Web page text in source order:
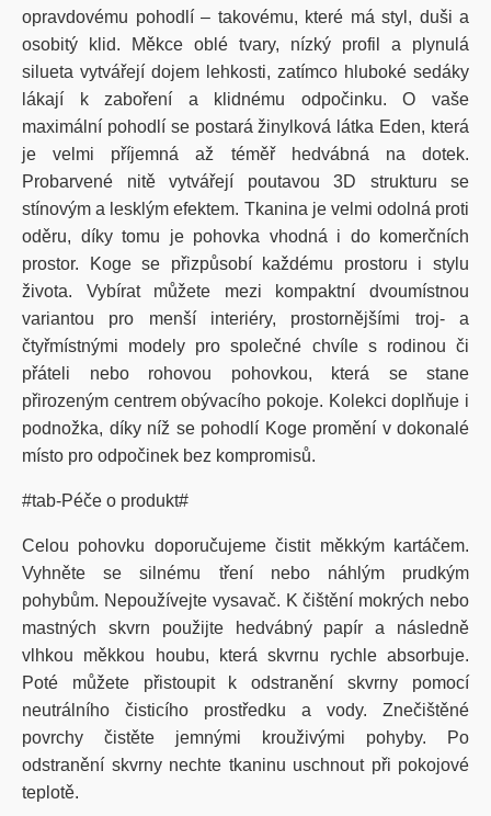
opravdovému pohodlí – takovému, které má styl, duši a
osobitý klid. Měkce oblé tvary, nízký profil a plynulá
silueta vytvářejí dojem lehkosti, zatímco hluboké sedáky
lákají k zaboření a klidnému odpočinku. O vaše
maximální pohodlí se postará žinylková látka Eden, která
je velmi příjemná až téměř hedvábná na dotek.
Probarvené nitě vytvářejí poutavou 3D strukturu se
stínovým a lesklým efektem. Tkanina je velmi odolná proti
oděru, díky tomu je pohovka vhodná i do komerčních
prostor. Koge se přizpůsobí každému prostoru i stylu
života. Vybírat můžete mezi kompaktní dvoumístnou
variantou pro menší interiéry, prostornějšími troj- a
čtyřmístnými modely pro společné chvíle s rodinou či
přáteli nebo rohovou pohovkou, která se stane
přirozeným centrem obývacího pokoje. Kolekci doplňuje i
podnožka, díky níž se pohodlí Koge promění v dokonalé
místo pro odpočinek bez kompromisů.
#tab-Péče o produkt#
Celou pohovku doporučujeme čistit měkkým kartáčem.
Vyhněte se silnému tření nebo náhlým prudkým
pohybům. Nepoužívejte vysavač. K čištění mokrých nebo
mastných skvrn použijte hedvábný papír a následně
vlhkou měkkou houbu, která skvrnu rychle absorbuje.
Poté můžete přistoupit k odstranění skvrny pomocí
neutrálního čisticího prostředku a vody. Znečištěné
povrchy čistěte jemnými krouživými pohyby. Po
odstranění skvrny nechte tkaninu uschnout při pokojové
teplotě.